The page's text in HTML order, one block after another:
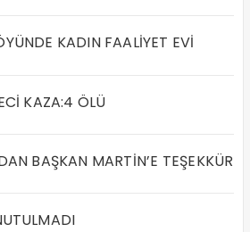
KADIN FAALİYET EVİ
KAZA:4 ÖLÜ
BAŞKAN MARTİN’E TEŞEKKÜR